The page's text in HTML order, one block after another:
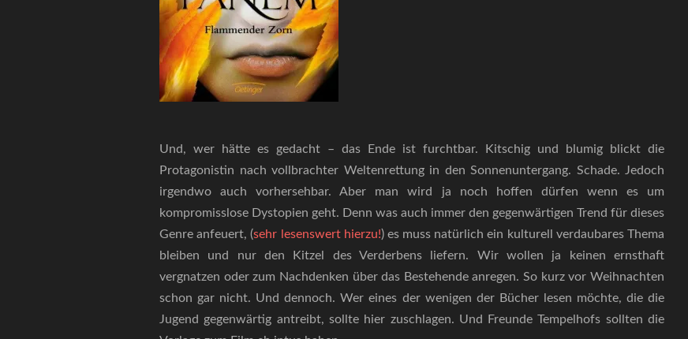
Und, wer hätte es gedacht – das Ende ist furchtbar. Kitschig und blumig blickt die
Protagonistin nach vollbrachter Weltenrettung in den Sonnenuntergang. Schade. Jedoch
irgendwo auch vorhersehbar. Aber man wird ja noch hoffen dürfen wenn es um
kompromisslose Dystopien geht. Denn was auch immer den gegenwärtigen Trend für dieses
Genre anfeuert, (sehr lesenswert hierzu!) es muss natürlich ein kulturell verdaubares Thema
bleiben und nur den Kitzel des Verderbens liefern. Wir wollen ja keinen ernsthaft
vergnatzen oder zum Nachdenken über das Bestehende anregen. So kurz vor Weihnachten
schon gar nicht. Und dennoch. Wer eines der wenigen der Bücher lesen möchte, die die
Jugend gegenwärtig antreibt, sollte hier zuschlagen. Und Freunde Tempelhofs sollten die